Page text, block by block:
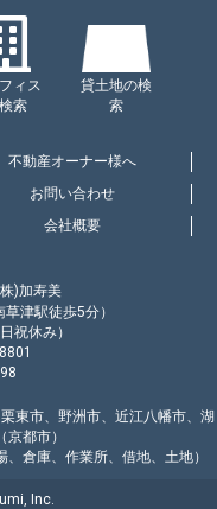
ィス
索
貸土地の検
索
不動産オーナー様へ
お問い合わせ
会社概要
)加寿美
津駅徒歩5分）
祝休み）
東市、野洲市、近江八幡市、湖
都市）
倉庫、作業所、借地、土地）
Inc.